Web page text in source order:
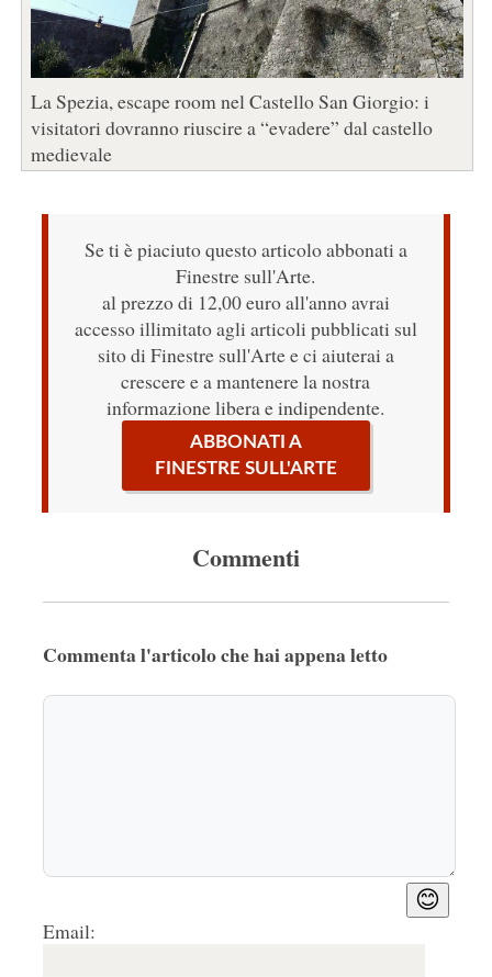
La Spezia, escape room nel Castello San Giorgio: i
visitatori dovranno riuscire a “evadere” dal castello
medievale
Se ti è piaciuto questo articolo abbonati a
Finestre sull'Arte.
al prezzo di 12,00 euro all'anno avrai
accesso illimitato agli articoli pubblicati sul
sito di Finestre sull'Arte e ci aiuterai a
crescere e a mantenere la nostra
informazione libera e indipendente.
ABBONATI A
FINESTRE SULL'ARTE
Commenti
Commenta l'articolo che hai appena letto
😊
Email: